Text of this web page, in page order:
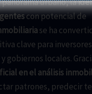
con potencial de
se ha
clave para
gobiernos locales.
en el análisis
patrones, predecir